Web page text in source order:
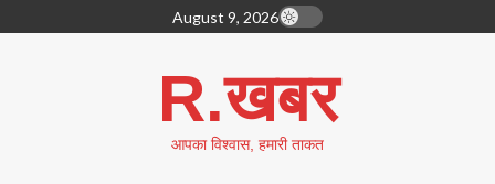
to
August 9, 2026
R.खबर
आपका विश्वास, हमारी ताकत